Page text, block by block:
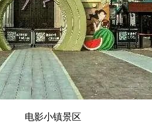
电影小镇景区